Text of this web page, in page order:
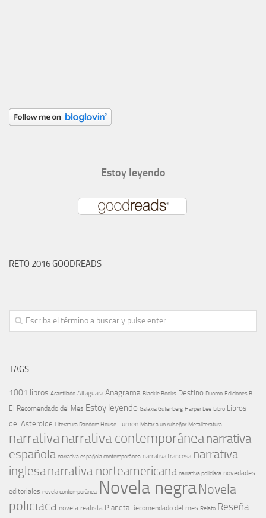
Estoy leyendo
RETO 2016 GOODREADS
TAGS
1001 libros Acantilado Alfaguara Anagrama Blackie Books Destino Duomo Ediciones B
El Recomendado del Mes Estoy leyendo Galaxia Gutenberg Harper Lee Libro Libros
del Asteroide Literatura Random House Lumen Matar a un ruiseñor Metaliteratura
narrativanarrativa contemporáneanarrativa
española narrativa española contemporánea narrativa francesa narrativa
inglesanarrativa norteamericana narrativa policíaca novedades
editoriales novela contemporánea Novela negraNovela
policiaca novela realista Planeta Recomendado del mes Relato Reseña